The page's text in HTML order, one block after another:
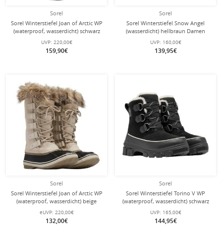
Sorel
Sorel Winterstiefel Joan of Arctic WP
(waterproof, wasserdicht) schwarz
Damen
UVP: 220,00€
159,90€
Sorel
Sorel Winterstiefel Snow Angel
(wasserdicht) hellbraun Damen
UVP: 160,00€
139,95€
Sorel
Sorel Winterstiefel Joan of Arctic WP
(waterproof, wasserdicht) beige
Damen
eUVP: 220,00€
132,00€
Sorel
Sorel Winterstiefel Torino V WP
(waterproof, wasserdicht) schwarz
Damen
UVP: 165,00€
144,95€